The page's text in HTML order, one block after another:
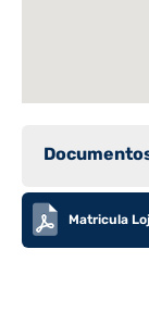
Matricula